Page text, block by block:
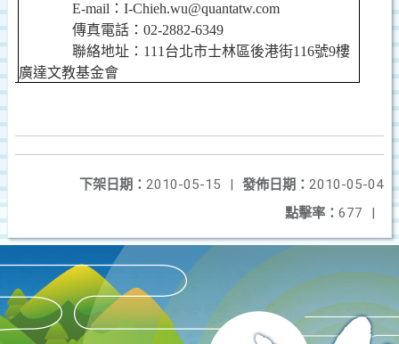
E-mail ：I-Chieh.wu@quantatw.com
傳真電話：02-2882-6349
聯絡地址： 111 台北市士林區後港街116號9樓
廣達文教基金會
發佈日期： 2010-05-04
下架日期： 2010-05-15
|
點擊率： 677 |